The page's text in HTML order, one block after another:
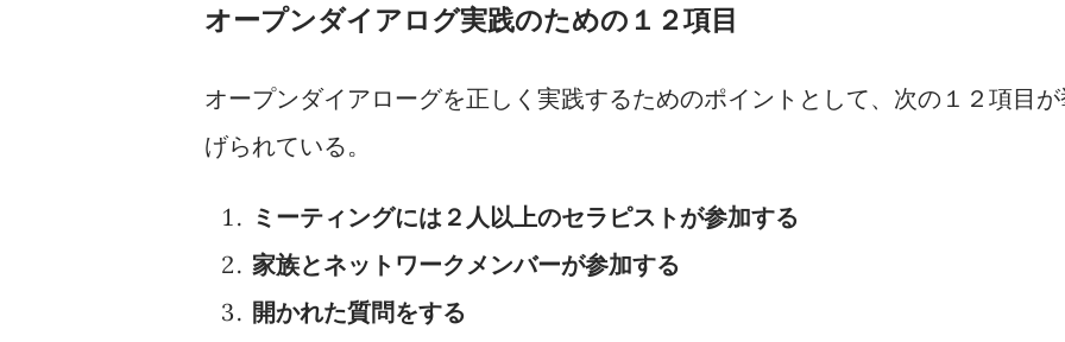
オープンダイアログ実践のための１２項目
オープンダイアローグを正しく実践するためのポイントとして、次の１２項目
げられている。
ミーティングには２人以上のセラピストが参加する
家族とネットワークメンバーが参加する
開かれた質問をする